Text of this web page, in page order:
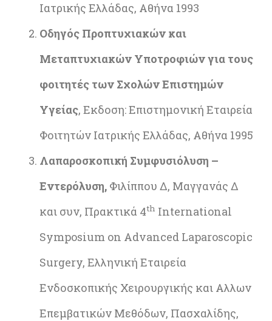
Ιατρικής Ελλάδας, Αθήνα 1993
Οδηγός Προπτυχιακών και
Μεταπτυχιακών Υποτροφιών για τους
φοιτητές των Σχολών Επιστημών
Υγείας, Εκδοση: Επιστημονική Εταιρεία
Φοιτητών Ιατρικής Ελλάδας, Αθήνα 1995
Λαπαροσκοπική Συμφυσιόλυση –
Εντερόλυση, Φιλίππου Δ, Μαγγανάς Δ
και συν, Πρακτικά 4th International
Symposium on Advanced Laparoscopic
Surgery, Ελληνική Εταιρεία
Ενδοσκοπικής Χειρουργικής και Αλλων
Επεμβατικών Μεθόδων, Πασχαλίδης,